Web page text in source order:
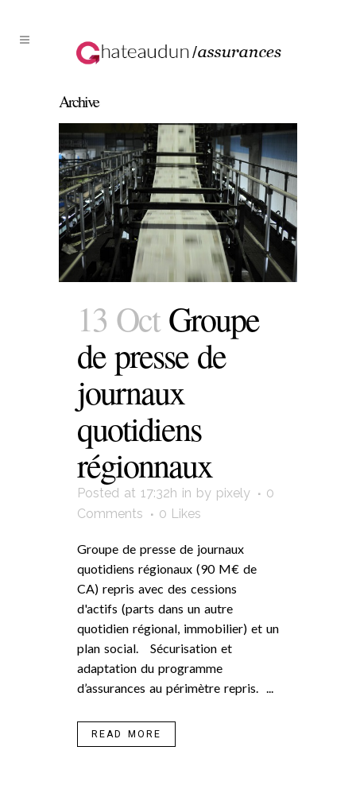
Archive
13 Oct Groupe
de presse de
journaux
quotidiens
régionnaux
Posted at 17:32h in by pixely
0
Comments
0 Likes
Groupe de presse de journaux
quotidiens régionaux (90 M€ de
CA) repris avec des cessions
d'actifs (parts dans un autre
quotidien régional, immobilier) et un
plan social. Sécurisation et
adaptation du programme
d’assurances au périmètre repris. ...
READ MORE